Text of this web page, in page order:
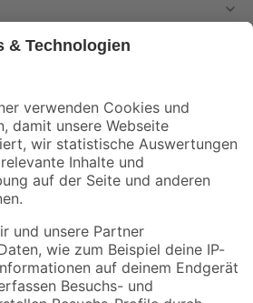
und Aktionen mehr verpassen!
Versandarten